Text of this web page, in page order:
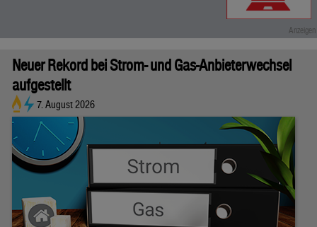
Neuer Rekord bei Strom- und Gas-Anbieterwechsel
aufgestellt
7. August 2026